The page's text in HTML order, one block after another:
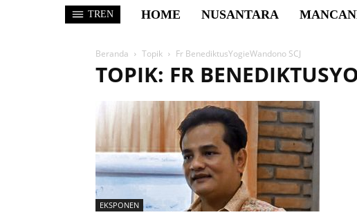
TREN HOME NUSANTARA
Beranda Topik Fr BenediktusYogieWandono SCJ
TOPIK: FR
EKSPONEN